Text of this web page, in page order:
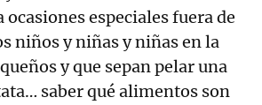
ocasiones especiales fuera de
niños y niñas y niñas en la
y que sepan pelar una
saber qué alimentos son